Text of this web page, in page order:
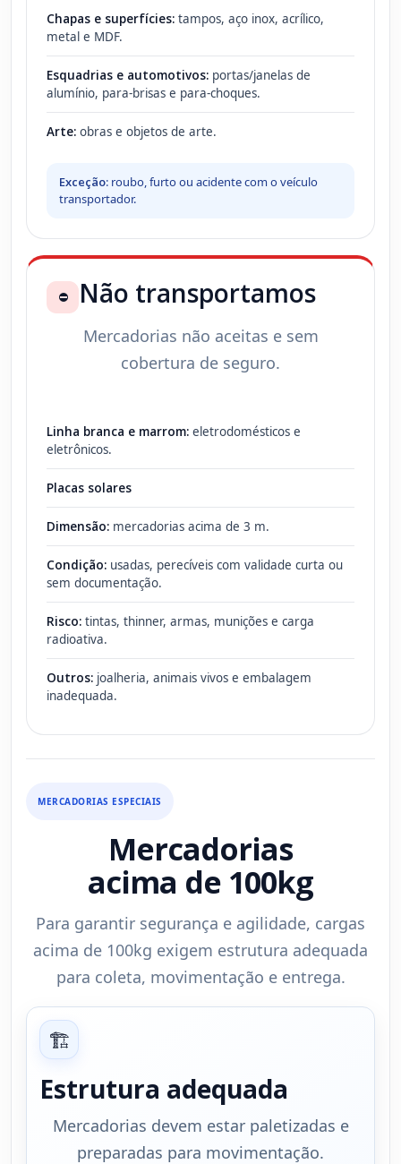
Chapas e superfícies: tampos, aço inox, acrílico,
metal e MDF.
Esquadrias e automotivos: portas/janelas de
alumínio, para-brisas e para-choques.
Arte: obras e objetos de arte.
Exceção: roubo, furto ou acidente com o veículo
transportador.
⛔ Não transportamos
Mercadorias não aceitas e sem
cobertura de seguro.
Linha branca e marrom: eletrodomésticos e
eletrônicos.
Placas solares
Dimensão: mercadorias acima de 3 m.
Condição: usadas, perecíveis com validade curta ou
sem documentação.
Risco: tintas, thinner, armas, munições e carga
radioativa.
Outros: joalheria, animais vivos e embalagem
inadequada.
MERCADORIAS ESPECIAIS
Mercadorias
acima de 100kg
Para garantir segurança e agilidade, cargas
acima de 100kg exigem estrutura adequada
para coleta, movimentação e entrega.
🏗
Estrutura adequada
Mercadorias devem estar paletizadas e
preparadas para movimentação.